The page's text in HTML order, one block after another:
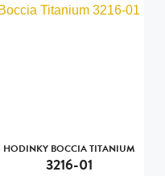
HODINKY BOCCIA TITANIUM
3216-01